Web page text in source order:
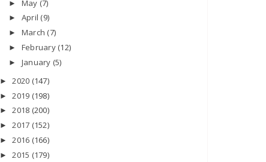
► May (7)
► April (9)
► March (7)
► February (12)
► January (5)
►2020 (147)
►2019 (198)
►2018 (200)
►2017 (152)
►2016 (166)
►2015 (179)